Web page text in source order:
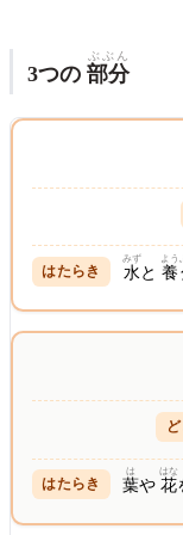
3つの 部分
ぶぶん
水
みず
と養
よう
葉
は
や花
はな